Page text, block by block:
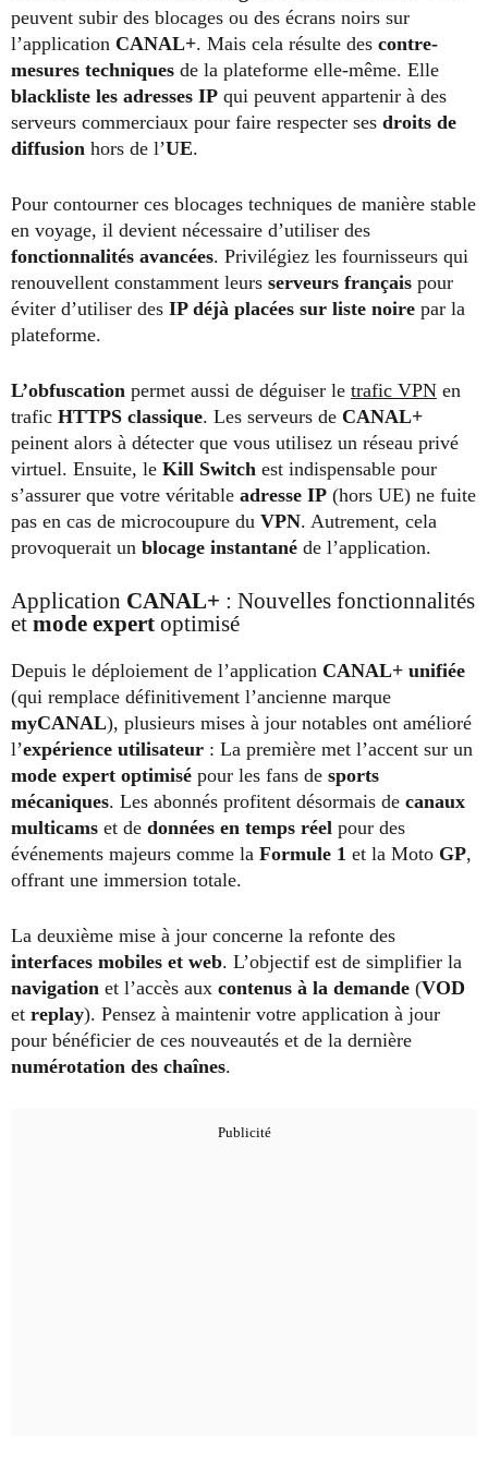
peuvent subir des blocages ou des écrans noirs sur
l’application CANAL+. Mais cela résulte des contre-
mesures techniques de la plateforme elle-même. Elle
blackliste les adresses IP qui peuvent appartenir à des
serveurs commerciaux pour faire respecter ses droits de
diffusion hors de l’UE.
Pour contourner ces blocages techniques de manière stable
en voyage, il devient nécessaire d’utiliser des
fonctionnalités avancées. Privilégiez les fournisseurs qui
renouvellent constamment leurs serveurs français pour
éviter d’utiliser des IP déjà placées sur liste noire par la
plateforme.
L’obfuscation permet aussi de déguiser le trafic VPN en
trafic HTTPS classique. Les serveurs de CANAL+
peinent alors à détecter que vous utilisez un réseau privé
virtuel. Ensuite, le Kill Switch est indispensable pour
s’assurer que votre véritable adresse IP (hors UE) ne fuite
pas en cas de microcoupure du VPN. Autrement, cela
provoquerait un blocage instantané de l’application.
Application CANAL+ : Nouvelles fonctionnalités
et mode expert optimisé
Depuis le déploiement de l’application CANAL+ unifiée
(qui remplace définitivement l’ancienne marque
myCANAL), plusieurs mises à jour notables ont amélioré
l’expérience utilisateur : La première met l’accent sur un
mode expert optimisé pour les fans de sports
mécaniques. Les abonnés profitent désormais de canaux
multicams et de données en temps réel pour des
événements majeurs comme la Formule 1 et la Moto GP,
offrant une immersion totale.
La deuxième mise à jour concerne la refonte des
interfaces mobiles et web. L’objectif est de simplifier la
navigation et l’accès aux contenus à la demande (VOD
et replay). Pensez à maintenir votre application à jour
pour bénéficier de ces nouveautés et de la dernière
numérotation des chaînes.